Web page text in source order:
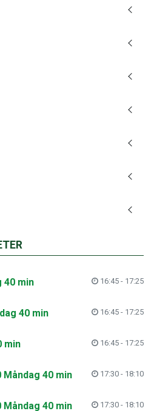
40 min
16:45 - 17:25
40 min
16:45 - 17:25
min
16:45 - 17:25
40 min
17:30 - 18:10
40 min
17:30 - 18:10